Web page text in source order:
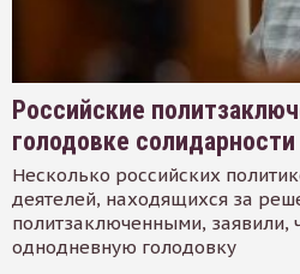
Российские
голодовке
Несколько российских
деятелей, находящихся за
политзаключенными, заявили,
однодневную голодовку